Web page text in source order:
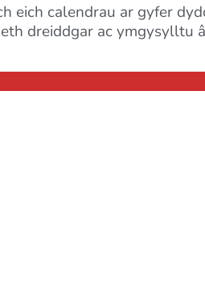
eich calendrau ar gyfer
dreiddgar ac ymgysylltu